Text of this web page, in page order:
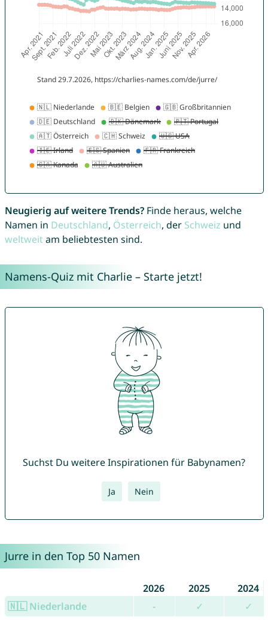
Neugierig auf weitere Trends?Finde heraus, welche
Namen in Deutschland, Österreich, der Schweiz und
weltweitam beliebtesten sind.
Namens-Quiz mit Charlie – Starte jetzt!
Suchst Du weitere Inspirationen für Babynamen?
Ja Nein
Jurre in den Top 50 Namen
2026 2025
2024
🇳🇱 Niederlande
- ✓ ✓